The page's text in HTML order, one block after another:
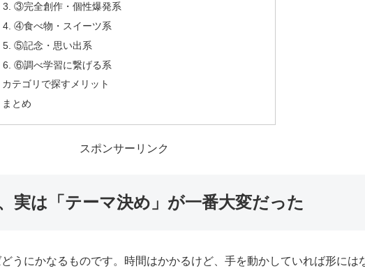
紙粘土の自由研究、実は「テーマ決め」が一番大変だった
テーマが決まらない時は、カテゴリから探すのがおすすめ
①作った後も使える系（実用系）
②キャラクター・生き物で飾れる系
③完全創作・個性爆発系
④食べ物・スイーツ系